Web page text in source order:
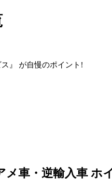
』 が自慢のポイント!
メ車・逆輸入車 ホ